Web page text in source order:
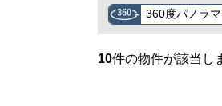
360度パノラマ
10件の物件が該当し